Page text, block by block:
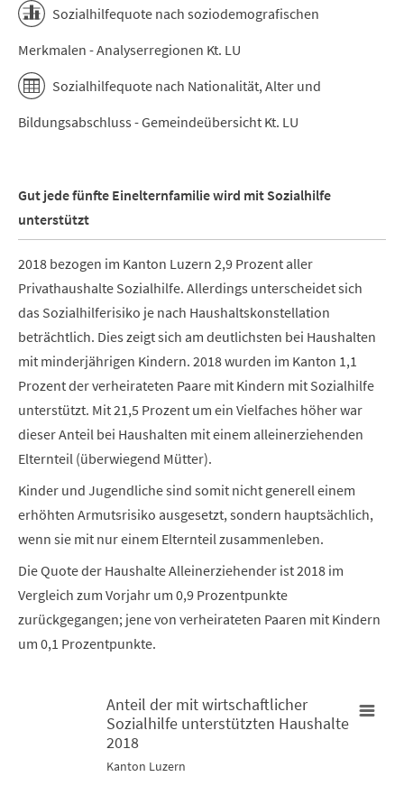
Sozialhilfequote nach soziodemografischen
Merkmalen - Analyserregionen Kt. LU
Sozialhilfequote nach Nationalität, Alter und
Bildungsabschluss - Gemeindeübersicht Kt. LU
Gut jede fünfte Einelternfamilie wird mit Sozialhilfe
unterstützt
2018 bezogen im Kanton Luzern 2,9 Prozent aller
Privathaushalte Sozialhilfe. Allerdings unterscheidet sich
das Sozialhilferisiko je nach Haushaltskonstellation
beträchtlich. Dies zeigt sich am deutlichsten bei Haushalten
mit minderjährigen Kindern. 2018 wurden im Kanton 1,1
Prozent der verheirateten Paare mit Kindern mit Sozialhilfe
unterstützt. Mit 21,5 Prozent um ein Vielfaches höher war
dieser Anteil bei Haushalten mit einem alleinerziehenden
Elternteil (überwiegend Mütter).
Kinder und Jugendliche sind somit nicht generell einem
erhöhten Armutsrisiko ausgesetzt, sondern hauptsächlich,
wenn sie mit nur einem Elternteil zusammenleben.
Die Quote der Haushalte Alleinerziehender ist 2018 im
Vergleich zum Vorjahr um 0,9 Prozentpunkte
zurückgegangen; jene von verheirateten Paaren mit Kindern
um 0,1 Prozentpunkte.
Anteil der mit wirtschaftlicher Sozialhilfe unterstützten
Anteil der mit wirtschaftlicher
Sozialhilfe unterstützten Haushalte
2018
Kanton Luzern